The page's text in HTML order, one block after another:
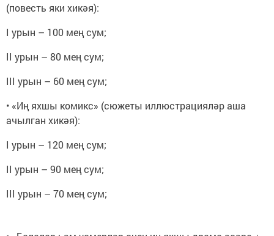
(повесть яки хикәя):
I урын – 100 мең сум;
II урын – 80 мең сум;
III урын – 60 мең сум;
• «Иң яхшы комикс» (сюжеты иллюстрацияләр аша
ачылган хикәя):
I урын – 120 мең сум;
II урын – 90 мең сум;
III урын – 70 мең сум;